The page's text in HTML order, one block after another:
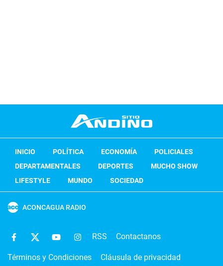
INICIO POLÍTICA ECONOMÍA
POLICIALES
DEPARTAMENTALES
DEPORTES
MUCHO SHOW
LIFESTYLE
MUNDO SOCIEDAD
ACONCAGUA RADIO
RSS Contactanos
Términos y Condiciones Cláusula de privacidad